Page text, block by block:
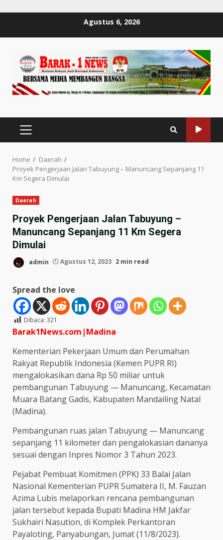
Agustus 6, 2026
PRIMARY
MENU
Home
Daerah
Proyek Pengerjaan Jalan Tabuyung – Manuncang Sepanjang 11
Km Segera Dimulai
Daerah
Proyek Pengerjaan Jalan Tabuyung –
Manuncang Sepanjang 11 Km Segera
Dimulai
admin Agustus 12, 2023 2 min read
Spread the love
Dibaca: 321
Barak1News.com|Madina
Kementerian Pekerjaan Umum dan Perumahan
Rakyat Republik Indonesia (Kemen PUPR RI)
mengalokasikan dana Rp 50 miliar untuk
pembangunan Tabuyung — Manuncang, Kecamatan
Muara Batang Gadis, Kabupaten Mandailing Natal
(Madina).
Pembangunan ruas jalan Tabuyung — Manuncang
sepanjang 11 kilometer dan pengalokasian dananya
sesuai dengan Inpres Nomor 3 Tahun 2023.
Pejabat Pembuat Komitmen (PPK) 33 Balai Jalan
Nasional Kementerian PUPR Sumatera II, M. Fauzan
Azima Lubis melaporkan rencana pembangunan
jalan tersebut kepada Bupati Madina HM Jakfar
Sukhairi Nasution, di Komplek Perkantoran
Payaloting, Panyabungan, Jumat (11/8/2023).